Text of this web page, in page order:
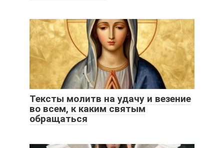
Тексты молитв на удачу и везение
во всем, к каким святым
обращаться